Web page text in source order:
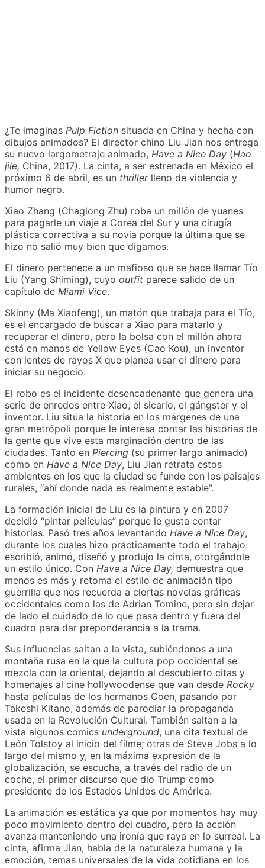
¿Te imaginas Pulp Fiction situada en China y hecha con
dibujos animados? El director chino Liu Jian nos entrega
su nuevo largometraje animado, Have a Nice Day (Hao
jile, China, 2017). La cinta, a ser estrenada en México el
próximo 6 de abril, es un thrillerlleno de violencia y
humor negro.
Xiao Zhang (Chaglong Zhu) roba un millón de yuanes
para pagarle un viaje a Corea del Sur y una cirugía
plástica correctiva a su novia porque la última que se
hizo no salió muy bien que digamos.
El dinero pertenece a un mafioso que se hace llamar Tío
Liu (Yang Shiming), cuyo outfit parece salido de un
capítulo de Miami Vice.
Skinny (Ma Xiaofeng), un matón que trabaja para el Tío,
es el encargado de buscar a Xiao para matarlo y
recuperar el dinero, pero la bolsa con el millón ahora
está en manos de Yellow Eyes (Cao Kou), un inventor
con lentes de rayos X que planea usar el dinero para
iniciar su negocio.
El robo es el incidente desencadenante que genera una
serie de enredos entre Xiao, el sicario, el gángster y el
inventor. Liu sitúa la historia en los márgenes de una
gran metrópoli porque le interesa contar las historias de
la gente que vive esta marginación dentro de las
ciudades. Tanto en Piercing (su primer largo animado)
como en Have a Nice Day, Liu Jian retrata estos
ambientes en los que la ciudad se funde con los paisajes
rurales, “ahí donde nada es realmente estable”.
La formación inicial de Liu es la pintura y en 2007
decidió “pintar películas” porque le gusta contar
historias. Pasó tres años levantando Have a Nice Day,
durante los cuales hizo prácticamente todo el trabajo:
escribió, animó, diseñó y produjo la cinta, otorgándole
un estilo único. Con Have a Nice Day, demuestra que
menos es más y retoma el estilo de animación tipo
guerrilla que nos recuerda a ciertas novelas gráficas
occidentales como las de Adrian Tomine, pero sin dejar
de lado el cuidado de lo que pasa dentro y fuera del
cuadro para dar preponderancia a la trama.
Sus influencias saltan a la vista, subiéndonos a una
montaña rusa en la que la cultura pop occidental se
mezcla con la oriental, dejando al descubierto citas y
homenajes al cine hollywoodense que van desde Rocky
hasta películas de los hermanos Coen, pasando por
Takeshi Kitano, además de parodiar la propaganda
usada en la Revolución Cultural. También saltan a la
vista algunos comics underground, una cita textual de
León Tolstoy al inicio del filme; otras de Steve Jobs a lo
largo del mismo y, en la máxima expresión de la
globalización, se escucha, a través del radio de un
coche, el primer discurso que dio Trump como
presidente de los Estados Unidos de América.
La animación es estática ya que por momentos hay muy
poco movimiento dentro del cuadro, pero la acción
avanza manteniendo una ironía que raya en lo surreal. La
cinta, afirma Jian, habla de la naturaleza humana y la
emoción, temas universales de la vida cotidiana en los